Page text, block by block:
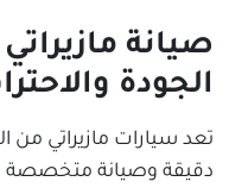
صيانة
الجودة
تعد سيارات مازيراتي من
دقيقة وصيانة متخصصة